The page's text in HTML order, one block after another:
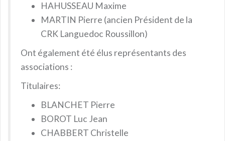
HAHUSSEAU Maxime
MARTIN Pierre (ancien Président de la
CRK Languedoc Roussillon)
Ont également été élus représentants des
associations :
Titulaires:
BLANCHET Pierre
BOROT Luc Jean
CHABBERT Christelle